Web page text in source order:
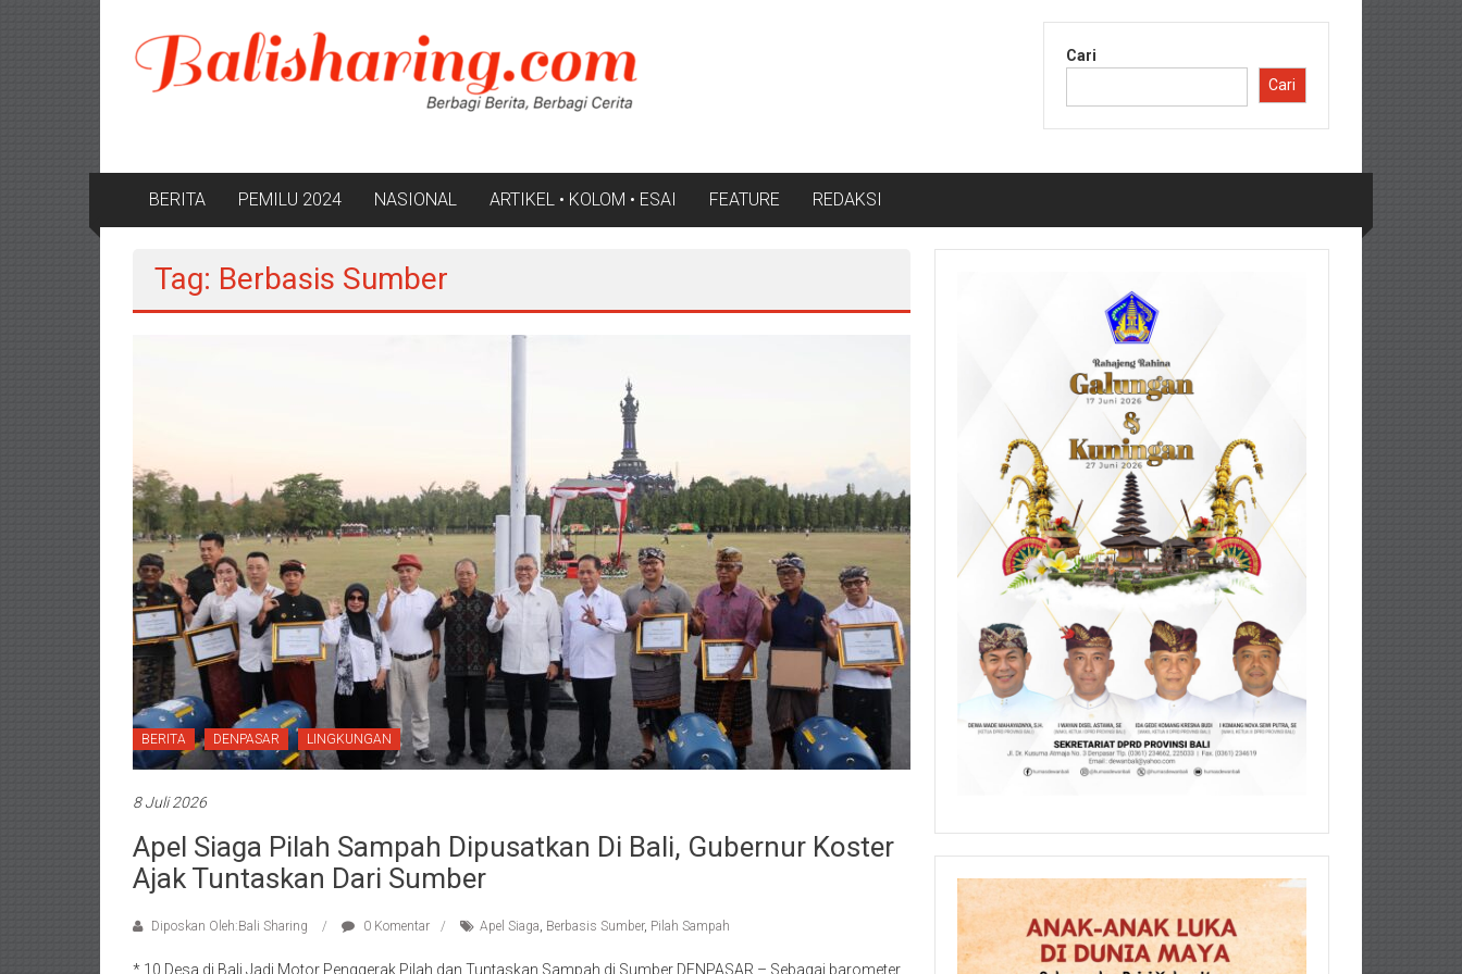
konten
Cari
Cari
BERITA PEMILU 2024 NASIONAL ARTIKEL • KOLOM • ESAI FEATURE REDAKSI
Tag: Berbasis Sumber
BERITA DENPASAR LINGKUNGAN
8 Juli 2026
Apel Siaga Pilah Sampah Dipusatkan Di Bali, Gubernur Koster
Ajak Tuntaskan Dari Sumber
Diposkan Oleh:Bali Sharing 0 Komentar Apel Siaga, Berbasis Sumber, Pilah Sampah
* 10 Desa di Bali Jadi Motor Penggerak Pilah dan Tuntaskan Sampah di Sumber DENPASAR – Sebagai barometer